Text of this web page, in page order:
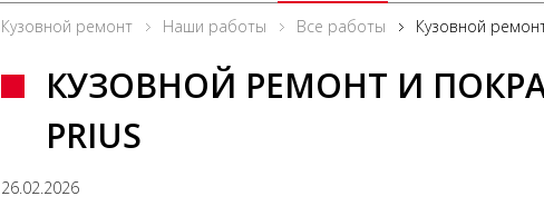
Кузовной ремонт Наши работы Все работы Кузовной
КУЗОВНОЙ РЕМОНТ И
PRIUS
26.02.2026